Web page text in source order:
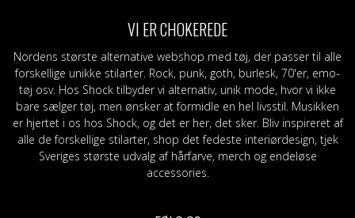
VI ER CHOKEREDE
Nordens største alternative webshop med tøj, der passer til alle
forskellige unikke stilarter. Rock, punk, goth, burlesk, 70'er, emo-
tøj osv. Hos Shock tilbyder vi alternativ, unik mode, hvor vi ikke
bare sælger tøj, men ønsker at formidle en hel livsstil. Musikken
er hjertet i os hos Shock, og det er her, det sker. Bliv inspireret af
alle de forskellige stilarter, shop det fedeste interiørdesign, tjek
Sveriges største udvalg af hårfarve, merch og endeløse
accessories.